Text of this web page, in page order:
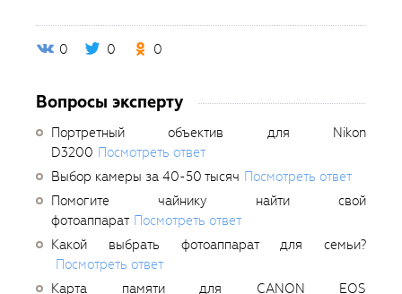
0 0 0
Вопросы эксперту
Портретный объектив для Nikon
D3200 Посмотреть ответ
Выбор камеры за 40-50 тысяч Посмотреть ответ
Помогите чайнику найти свой
фотоаппарат Посмотреть ответ
Какой выбрать фотоаппарат для семьи?
Посмотреть ответ
Карта памяти для CANON EOS